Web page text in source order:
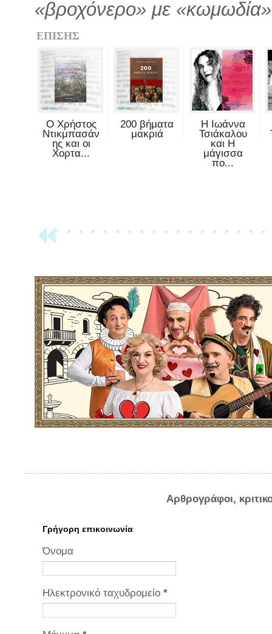
«βροχόνερο» με
ΕΠΙΣΗΣ
Ο Χρήστος
Ντικμπασάν
ης και οι
Χορτα...
200 βήματα
μακριά
Η Ιωάννα
Τσιάκαλου
και Η
μάγισσα
πο...
Αρθρογράφοι,
Γρήγορη επικοινωνία
Όνομα
Ηλεκτρονικό ταχυδρομείο *